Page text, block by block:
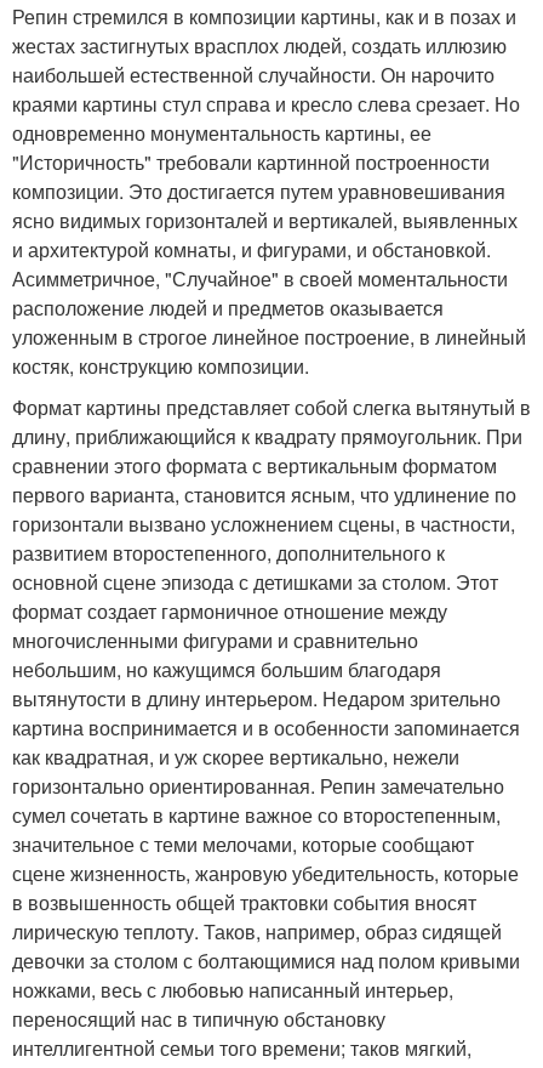
Репин стремился в композиции картины, как и в позах и
жестах застигнутых врасплох людей, создать иллюзию
наибольшей естественной случайности. Он нарочито
краями картины стул справа и кресло слева срезает. Но
одновременно монументальность картины, ее
"Историчность" требовали картинной построенности
композиции. Это достигается путем уравновешивания
ясно видимых горизонталей и вертикалей, выявленных
и архитектурой комнаты, и фигурами, и обстановкой.
Асимметричное, "Случайное" в своей моментальности
расположение людей и предметов оказывается
уложенным в строгое линейное построение, в линейный
костяк, конструкцию композиции.
Формат картины представляет собой слегка вытянутый в
длину, приближающийся к квадрату прямоугольник. При
сравнении этого формата с вертикальным форматом
первого варианта, становится ясным, что удлинение по
горизонтали вызвано усложнением сцены, в частности,
развитием второстепенного, дополнительного к
основной сцене эпизода с детишками за столом. Этот
формат создает гармоничное отношение между
многочисленными фигурами и сравнительно
небольшим, но кажущимся большим благодаря
вытянутости в длину интерьером. Недаром зрительно
картина воспринимается и в особенности запоминается
как квадратная, и уж скорее вертикально, нежели
горизонтально ориентированная. Репин замечательно
сумел сочетать в картине важное со второстепенным,
значительное с теми мелочами, которые сообщают
сцене жизненность, жанровую убедительность, которые
в возвышенность общей трактовки события вносят
лирическую теплоту. Таков, например, образ сидящей
девочки за столом с болтающимися над полом кривыми
ножками, весь с любовью написанный интерьер,
переносящий нас в типичную обстановку
интеллигентной семьи того времени; таков мягкий,